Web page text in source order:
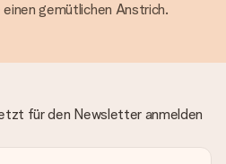
gemütlichen Anstrich.
für den Newsletter anmelden